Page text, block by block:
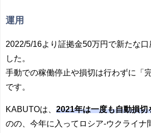
運用
2022/5/16より証拠金50万円で新たな口
した。
手動での稼働停止や損切は行わずに「
です。
KABUTOは、 2021年は一度も自動損切
のの、今年に入ってロシア-ウクライナ